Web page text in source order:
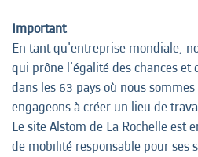
Important
En tant qu'entreprise mondiale,
qui prône l'égalité des chances et
dans les 63 pays où nous
engageons à créer un lieu de
Le site Alstom de La Rochelle est
de mobilité responsable pour ses